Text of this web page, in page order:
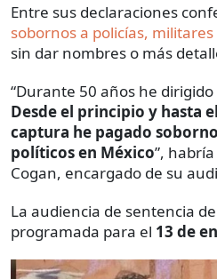
Entre sus declaraciones
sobornos a policías,
sin dar nombres o más
“Durante 50 años he
Desde el principio y hasta
captura he pagado
políticos en México”,
Cogan, encargado de su
La audiencia de sentencia
programada para el 13 de